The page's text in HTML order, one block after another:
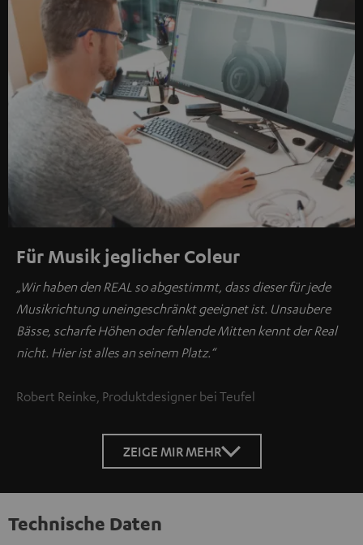
Für Musik jeglicher Coleur
„Wir haben den REAL so abgestimmt, dass dieser für jede
Musikrichtung uneingeschränkt geeignet ist. Unsaubere
Bässe, scharfe Höhen oder fehlende Mitten kennt der Real
nicht. Hier ist alles an seinem Platz.“
Robert Reinke, Produktdesigner bei Teufel
ZEIGE MIR MEHR
Technische Daten